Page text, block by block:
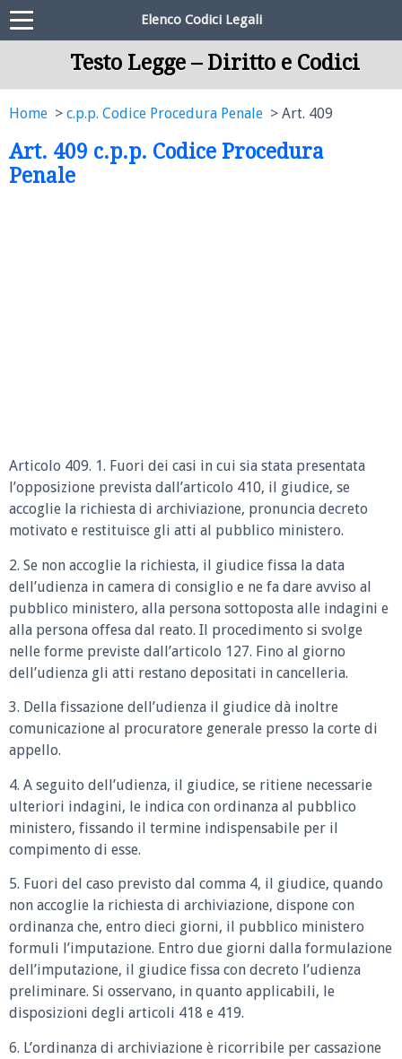
Elenco Codici Legali
Testo Legge – Diritto e Codici
Home c.p.p. Codice Procedura Penale Art. 409
Art. 409 c.p.p. Codice Procedura
Penale
Articolo 409. 1. Fuori dei casi in cui sia stata presentata
l’opposizione prevista dall’articolo 410, il giudice, se
accoglie la richiesta di archiviazione, pronuncia decreto
motivato e restituisce gli atti al pubblico ministero.
2. Se non accoglie la richiesta, il giudice fissa la data
dell’udienza in camera di consiglio e ne fa dare avviso al
pubblico ministero, alla persona sottoposta alle indagini e
alla persona offesa dal reato. Il procedimento si svolge
nelle forme previste dall’articolo 127. Fino al giorno
dell’udienza gli atti restano depositati in cancelleria.
3. Della fissazione dell’udienza il giudice dà inoltre
comunicazione al procuratore generale presso la corte di
appello.
4. A seguito dell’udienza, il giudice, se ritiene necessarie
ulteriori indagini, le indica con ordinanza al pubblico
ministero, fissando il termine indispensabile per il
compimento di esse.
5. Fuori del caso previsto dal comma 4, il giudice, quando
non accoglie la richiesta di archiviazione, dispone con
ordinanza che, entro dieci giorni, il pubblico ministero
formuli l’imputazione. Entro due giorni dalla formulazione
dell’imputazione, il giudice fissa con decreto l’udienza
preliminare. Si osservano, in quanto applicabili, le
disposizioni degli articoli 418 e 419.
6. L’ordinanza di archiviazione è ricorribile per cassazione